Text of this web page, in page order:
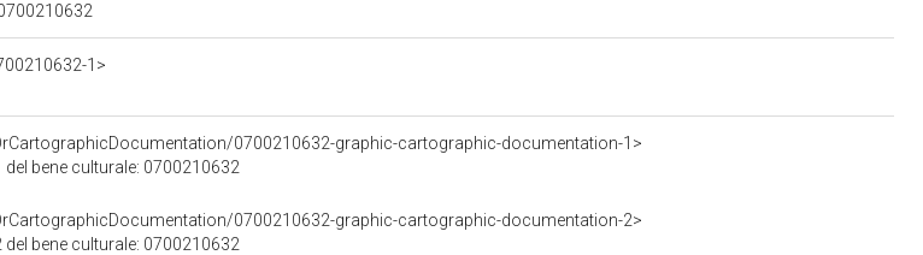
1>
0700210632-graphic-cartographic-documentation-1>
bene culturale: 0700210632
0700210632-graphic-cartographic-documentation-2>
bene culturale: 0700210632